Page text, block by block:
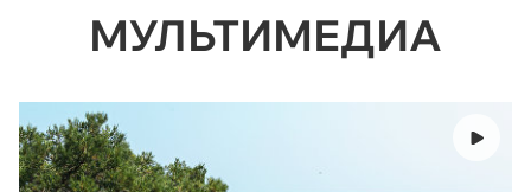
МУЛЬТИМЕДИА